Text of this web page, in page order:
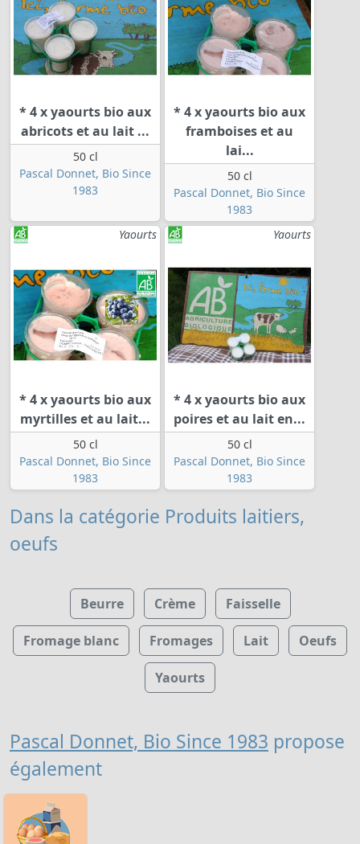
* 4 x yaourts bio aux
abricots et au lait ...
50 cl
Pascal Donnet, Bio Since
1983
* 4 x yaourts bio aux
framboises et au
lai...
50 cl
Pascal Donnet, Bio Since
1983
Yaourts
* 4 x yaourts bio aux
myrtilles et au lait...
50 cl
Pascal Donnet, Bio Since
1983
Yaourts
* 4 x yaourts bio aux
poires et au lait en...
50 cl
Pascal Donnet, Bio Since
1983
Dans la catégorie Produits laitiers,
oeufs
Beurre Crème Faisselle
Fromage blanc Fromages Lait Oeufs
Yaourts
Pascal Donnet, Bio Since 1983 propose
également